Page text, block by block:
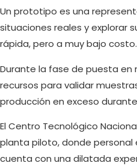
Un prototipo es una
situaciones reales y explorar
rápida, pero a muy bajo costo.
Durante la fase de puesta
recursos para validar
producción en exceso
El Centro Tecnológico
planta piloto, donde personal
cuenta con una dilatada